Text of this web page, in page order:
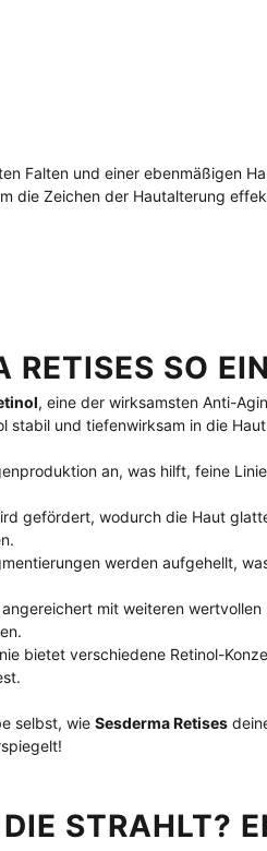
Falten und einer ebenmäßigen
die Zeichen der Hautalterung
SO
, eine der wirksamsten Anti-
stabil und tiefenwirksam in die
an, was hilft, feine
gefördert, wodurch die Haut
werden aufgehellt,
mit weiteren
bietet verschiedene Retinol-
selbst, wie Sesderma Retises
STRAHLT?